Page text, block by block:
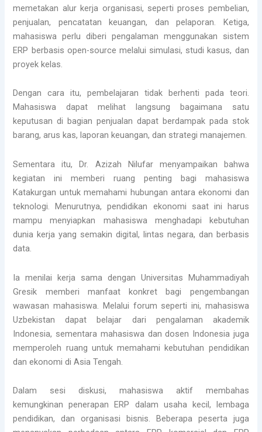
memetakan alur kerja organisasi, seperti proses pembelian,
penjualan, pencatatan keuangan, dan pelaporan. Ketiga,
mahasiswa perlu diberi pengalaman menggunakan sistem
ERP berbasis open-source melalui simulasi, studi kasus, dan
proyek kelas.
Dengan cara itu, pembelajaran tidak berhenti pada teori.
Mahasiswa dapat melihat langsung bagaimana satu
keputusan di bagian penjualan dapat berdampak pada stok
barang, arus kas, laporan keuangan, dan strategi manajemen.
Sementara itu, Dr. Azizah Nilufar menyampaikan bahwa
kegiatan ini memberi ruang penting bagi mahasiswa
Katakurgan untuk memahami hubungan antara ekonomi dan
teknologi. Menurutnya, pendidikan ekonomi saat ini harus
mampu menyiapkan mahasiswa menghadapi kebutuhan
dunia kerja yang semakin digital, lintas negara, dan berbasis
data.
Ia menilai kerja sama dengan Universitas Muhammadiyah
Gresik memberi manfaat konkret bagi pengembangan
wawasan mahasiswa. Melalui forum seperti ini, mahasiswa
Uzbekistan dapat belajar dari pengalaman akademik
Indonesia, sementara mahasiswa dan dosen Indonesia juga
memperoleh ruang untuk memahami kebutuhan pendidikan
dan ekonomi di Asia Tengah.
Dalam sesi diskusi, mahasiswa aktif membahas
kemungkinan penerapan ERP dalam usaha kecil, lembaga
pendidikan, dan organisasi bisnis. Beberapa peserta juga